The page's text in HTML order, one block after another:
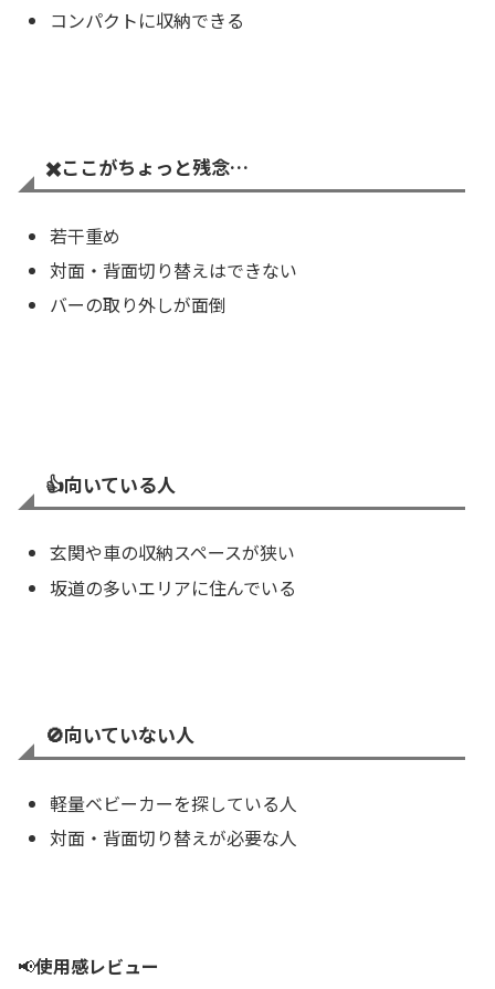
コンパクトに収納できる
✖️ここがちょっと残念…
若干重め
対面・背面切り替えはできない
バーの取り外しが面倒
👍️向いている人
玄関や車の収納スペースが狭い
坂道の多いエリアに住んでいる
🚫向いていない人
軽量ベビーカーを探している人
対面・背面切り替えが必要な人
📢使用感レビュー